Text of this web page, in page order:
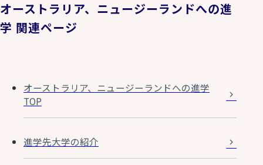
オーストラリア、ニュージーランドへの進
学 関連ページ
オーストラリア、ニュージーランドへの進学
TOP
進学先大学の紹介